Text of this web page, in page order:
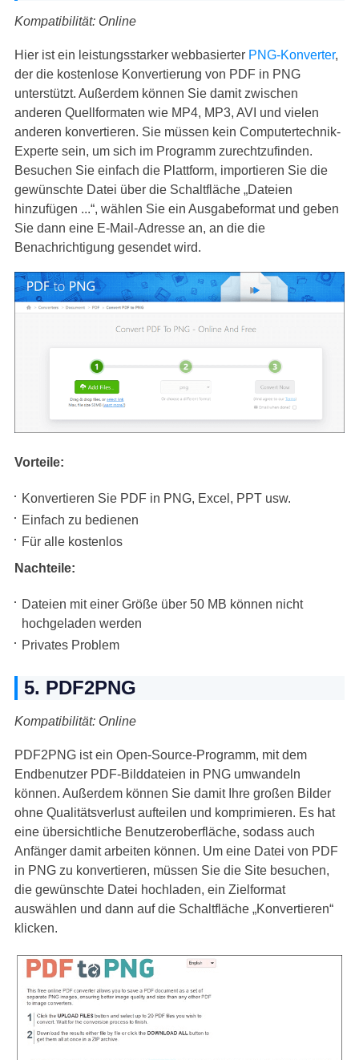
Kompatibilität: Online
Hier ist ein leistungsstarker webbasierter PNG-Konverter,
der die kostenlose Konvertierung von PDF in PNG
unterstützt. Außerdem können Sie damit zwischen
anderen Quellformaten wie MP4, MP3, AVI und vielen
anderen konvertieren. Sie müssen kein Computertechnik-
Experte sein, um sich im Programm zurechtzufinden.
Besuchen Sie einfach die Plattform, importieren Sie die
gewünschte Datei über die Schaltfläche „Dateien
hinzufügen ...“, wählen Sie ein Ausgabeformat und geben
Sie dann eine E-Mail-Adresse an, an die die
Benachrichtigung gesendet wird.
Vorteile:
Konvertieren Sie PDF in PNG, Excel, PPT usw.
Einfach zu bedienen
Für alle kostenlos
Nachteile:
Dateien mit einer Größe über 50 MB können nicht
hochgeladen werden
Privates Problem
5. PDF2PNG
Kompatibilität: Online
PDF2PNG ist ein Open-Source-Programm, mit dem
Endbenutzer PDF-Bilddateien in PNG umwandeln
können. Außerdem können Sie damit Ihre großen Bilder
ohne Qualitätsverlust aufteilen und komprimieren. Es hat
eine übersichtliche Benutzeroberfläche, sodass auch
Anfänger damit arbeiten können. Um eine Datei von PDF
in PNG zu konvertieren, müssen Sie die Site besuchen,
die gewünschte Datei hochladen, ein Zielformat
auswählen und dann auf die Schaltfläche „Konvertieren“
klicken.